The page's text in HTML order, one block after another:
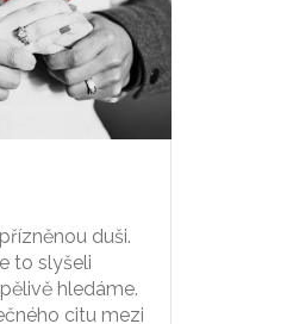
duši.
to slyšeli
hledáme.
citu mezi